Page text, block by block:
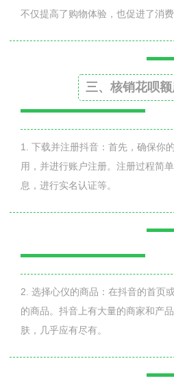
不仅提高了购物体验，也促进了消费
三、核销花呗
1. 下载并注册抖音：首先，确保你
用，并进行账户注册。注册过程简
息，进行实名认证等。
2. 选择心仪的商品：在抖音的首页
的商品。抖音上有大量的商家和产
肤，几乎应有尽有。